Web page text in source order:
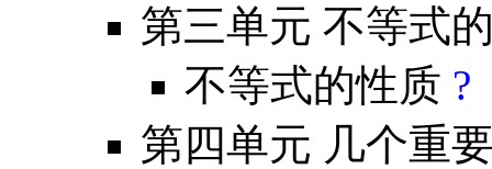
第三单元 不等式
不等式的性质 ?
第四单元 几个重